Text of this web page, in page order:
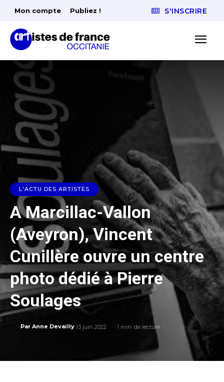
Mon compte Publiez ! S'INSCRIRE
L'ACTU DES ARTISTES
A Marcillac-Vallon
(Aveyron), Vincent
Cunillère ouvre un centre
photo dédié à Pierre
Soulages
Par Anne Devailly 13 juin 2022 1 min. de lecture